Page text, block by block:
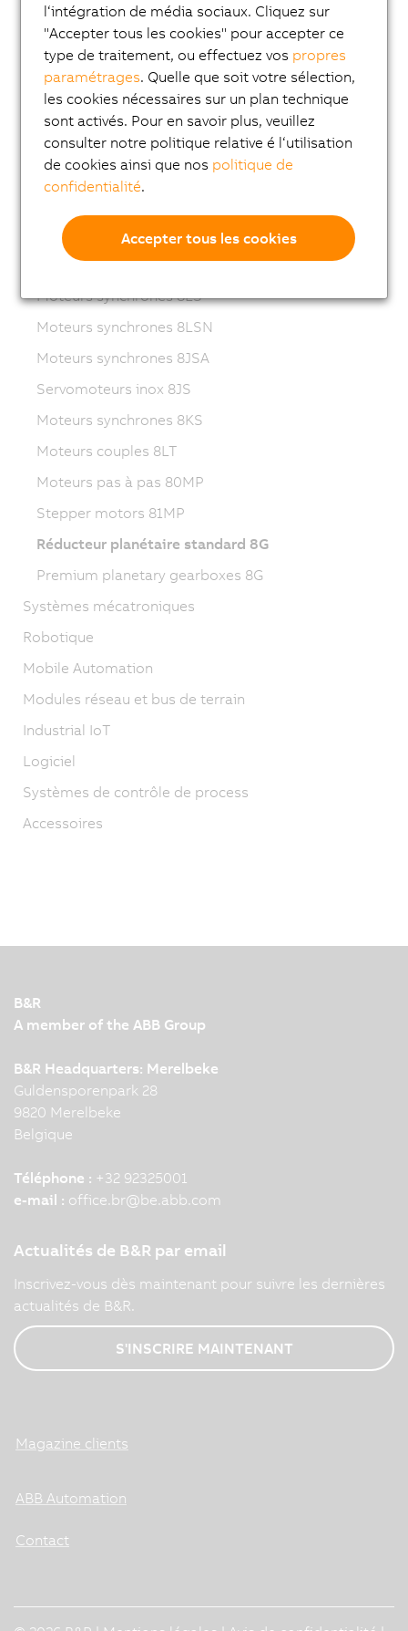
Variable frequency drives (VFD)
8LS-4 synchronous motors
8MS-4 synchronous motors
ACOPOSmotor Compact
Servomoteurs 8WSA
Motoréducteurs 8WSB
Motoréducteurs 8LVB
Moteurs synchrones 8LWA
Moteurs synchrones 8LS
Moteurs synchrones 8LSN
Moteurs synchrones 8JSA
Servomoteurs inox 8JS
Moteurs synchrones 8KS
Moteurs couples 8LT
Moteurs pas à pas 80MP
Stepper motors 81MP
Réducteur planétaire standard 8G
Premium planetary gearboxes 8G
Systèmes mécatroniques
Robotique
Mobile Automation
Modules réseau et bus de terrain
Industrial IoT
Logiciel
Systèmes de contrôle de process
Accessoires
B&R
A member of the ABB Group
B&R Headquarters: Merelbeke
Guldensporenpark 28
9820 Merelbeke
Belgique
Téléphone : +32 92325001
e-mail : office.br@be.abb.com
Actualités de B&R par email
Inscrivez-vous dès maintenant pour suivre les dernières
actualités de B&R.
S'INSCRIRE MAINTENANT
Magazine clients
ABB Automation
Contact
l‘intégration de média sociaux. Cliquez sur
"Accepter tous les cookies" pour accepter ce
type de traitement, ou effectuez vos propres
paramétrages. Quelle que soit votre sélection,
les cookies nécessaires sur un plan technique
sont activés. Pour en savoir plus, veuillez
consulter notre politique relative é l‘utilisation
de cookies ainsi que nos politique de
confidentialité.
Accepter tous les cookies